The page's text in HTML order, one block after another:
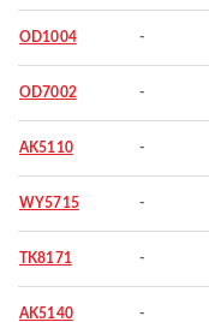
OD1004 -
OD7002 -
AK5110 -
WY5715 -
TK8171 -
AK5140 -